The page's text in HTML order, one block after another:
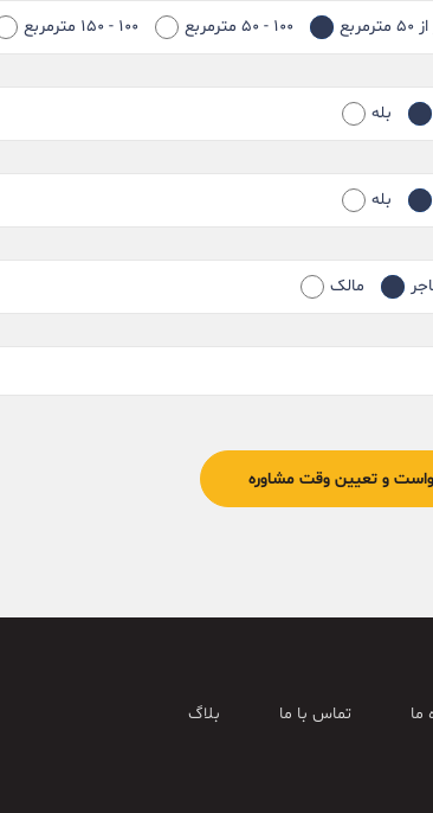
۱۰۰ - ۵۰ مترمربع ۱۰۰ - ۱۵۰ مترمربع
بله
بله
مالک
ما تماس با ما بلاگ